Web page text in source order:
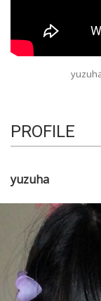
PROFILE
yuzuha